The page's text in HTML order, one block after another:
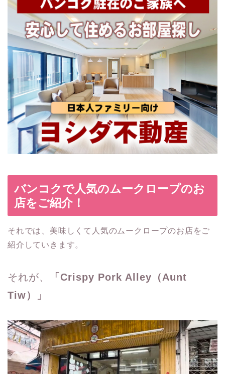
バンコクで人気のムークロープのお
店をご紹介！
それでは、美味しくて人気のムークロープのお店をご
紹介していきます。
それが、
「Crispy Pork Alley（Aunt
Tiw）」